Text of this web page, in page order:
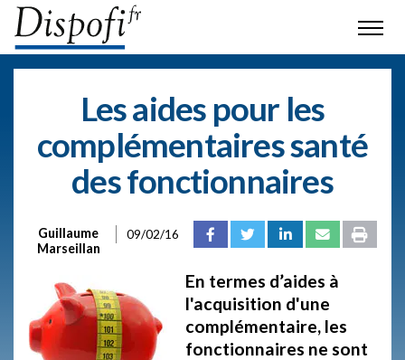
Les aides pour les
complémentaires santé
des fonctionnaires
Guillaume
Marseillan
09/02/16
En termes d’aides à
l'acquisition d'une
complémentaire, les
fonctionnaires ne sont